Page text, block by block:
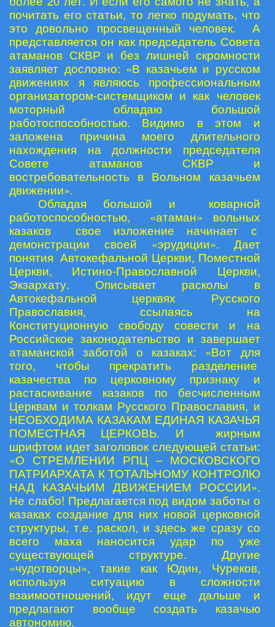
почитать его статьи, то легко подумать, что
это довольно просвещенный человек. А
представляется он как председатель Совета
атаманов СКВР и без лишней скромности
заявляет дословно: «В казачьем и русском
движениях я являюсь профессиональным
организатором-системщиком и как человек
моторный обладаю большой
работоспособностью. Видимо в этом и
заложена причина моего длительного
нахождения на должности председателя
Совете атаманов СКВР и
востребовательность в Вольном казачьем
движении».
Обладая большой и коварной
работоспособностью, «атаман» вольных
казаков свое изложение начинает с
демонстрации своей «эрудиции». Дает
понятия Автокефальной Церкви, Поместной
Церкви, Истино-Православной Церкви,
Экзархату. Описывает расколы в
Автокефальной церквях Русского
Православия, ссылаясь на
Конституционную свободу совести и на
Российское законодательство и завершает
атаманской заботой о казаках: «Вот для
того, чтобы прекратить разделение
казачества по церковному признаку и
растаскивание казаков по бесчисленным
Церквам и толкам Русского Православия, и
НЕОБХОДИМА КАЗАКАМ ЕДИНАЯ КАЗАЧЬЯ
ПОМЕСТНАЯ ЦЕРКОВЬ. И жирным
шрифтом идет заголовок следующей статьи:
«О СТРЕМЛЕНИИ РПЦ – МОСКОВСКОГО
ПАТРИАРХАТА К ТОТАЛЬНОМУ КОНТРОЛЮ
НАД КАЗАЧЬИМ ДВИЖЕНИЕМ РОССИИ».
Не слабо! Предлагается под видом заботы о
казаках создание для них новой церковной
структуры, т.е. раскол, и здесь же сразу со
всего маха наносится удар по уже
существующей структуре. Другие
«чудотворцы», такие как Юдин, Чуреков,
используя ситуацию в сложности
взаимоотношений, идут еще дальше и
предлагают вообще создать казачью
автономию.